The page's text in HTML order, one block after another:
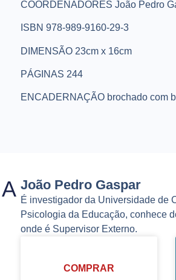
COORDENADORES João Pedro
ISBN 978-989-9160-29-3
DIMENSÃO 23cm x 16cm
PÁGINAS 244
ENCADERNAÇÃO brochado com
João Pedro Gaspar
É investigador da Universidade de
Psicologia da Educação, conhece
onde é Supervisor Externo.
COMPRAR